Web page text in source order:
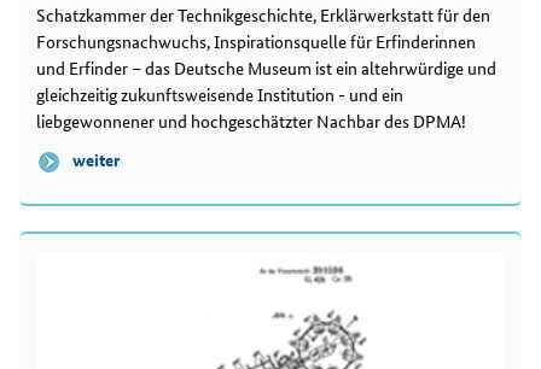
Schatzkammer der Technikgeschichte, Erklärwerkstatt für den
Forschungsnachwuchs, Inspirationsquelle für Erfinderinnen
und Erfinder – das Deutsche Museum ist ein altehrwürdige und
gleichzeitig zukunftsweisende Institution - und ein
liebgewonnener und hochgeschätzter Nachbar des DPMA!
weiter